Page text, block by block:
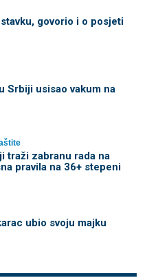
govorio i o posjeti
Srbiji usisao vakum na
traži zabranu rada na
pravila na 36+ stepeni
ubio svoju majku